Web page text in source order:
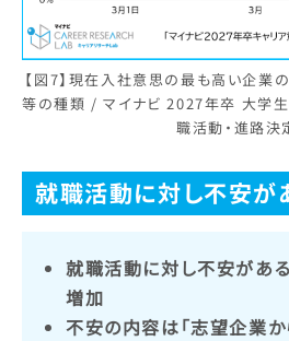
【図7】現在入社意思の最も高い企業
等の種類 / マイナビ 2027年卒 大学
職活動・進路決
就職活動に対し不安が
就職活動に対し不安があ
増加
不安の内容は「志望企業